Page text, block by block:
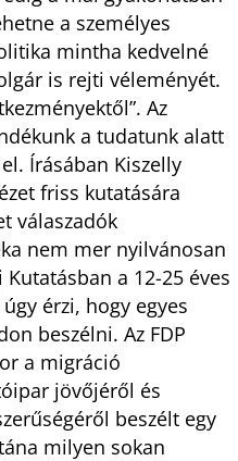
a személyes
mintha kedvelné
is rejti véleményét.
Az
a tudatunk alatt
Írásában Kiszelly
friss kutatására
válaszadók
nem mer nyilvánosan
a 12-25 éves
érzi, hogy egyes
beszélni. Az FDP
a migráció
jövőjéről és
beszélt egy
milyen sokan